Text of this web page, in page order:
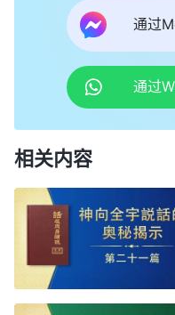
通过
通过
相关内容